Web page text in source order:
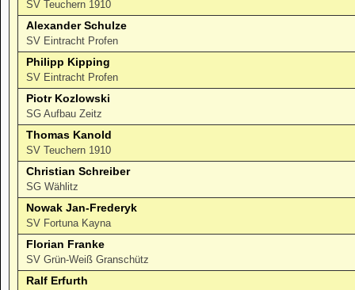
SV Teuchern 1910
Alexander Schulze
SV Eintracht Profen
Philipp Kipping
SV Eintracht Profen
Piotr Kozlowski
SG Aufbau Zeitz
Thomas Kanold
SV Teuchern 1910
Christian Schreiber
SG Wählitz
Nowak Jan-Frederyk
SV Fortuna Kayna
Florian Franke
SV Grün-Weiß Granschütz
Ralf Erfurth